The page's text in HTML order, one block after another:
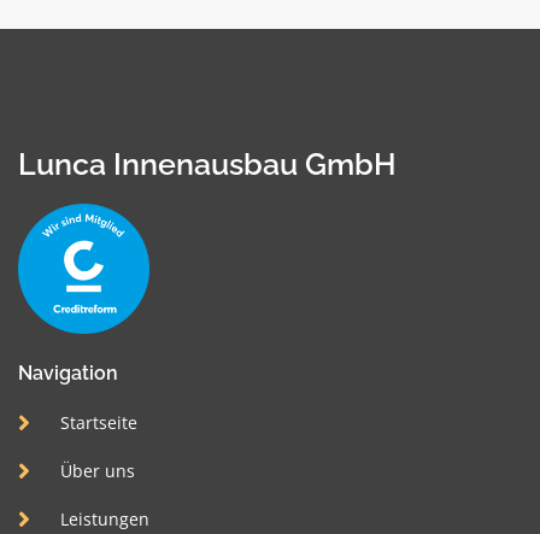
Lunca Innenausbau GmbH
Navigation
Startseite
Über uns
Leistungen